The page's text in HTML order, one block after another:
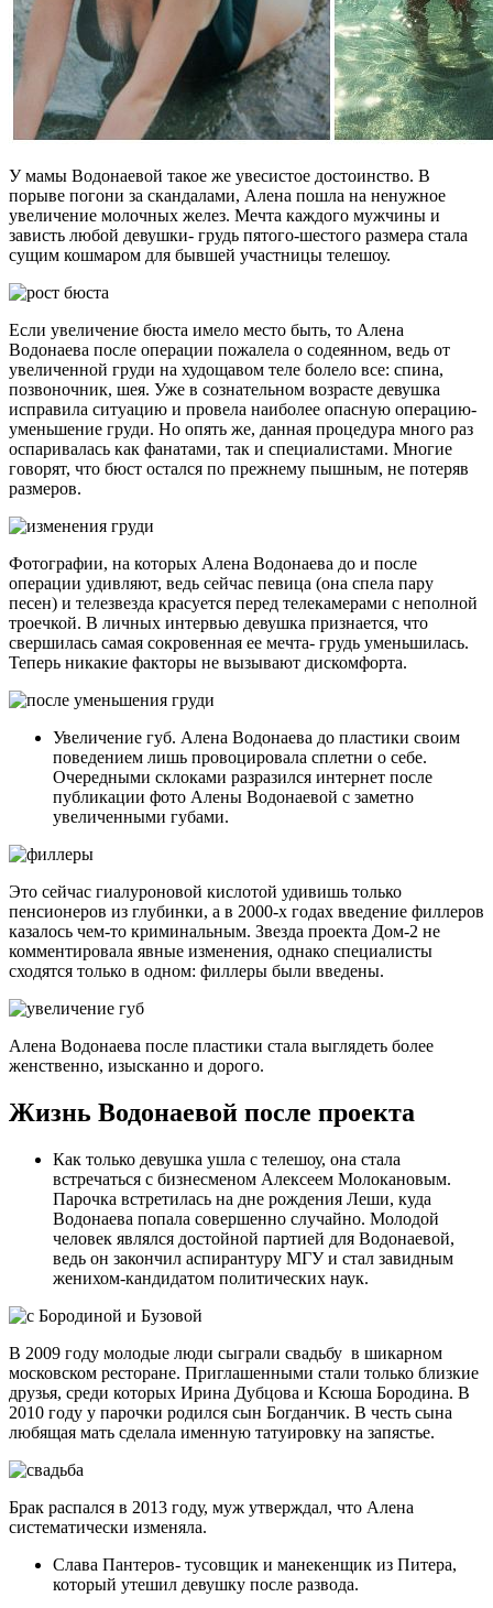
У мамы Водонаевой такое же увесистое достоинство. В
порыве погони за скандалами, Алена пошла на ненужное
увеличение молочных желез. Мечта каждого мужчины и
зависть любой девушки- грудь пятого-шестого размера стала
сущим кошмаром для бывшей участницы телешоу.
Если увеличение бюста имело место быть, то Алена
Водонаева после операции пожалела о содеянном, ведь от
увеличенной груди на худощавом теле болело все: спина,
позвоночник, шея. Уже в сознательном возрасте девушка
исправила ситуацию и провела наиболее опасную операцию-
уменьшение груди. Но опять же, данная процедура много раз
оспаривалась как фанатами, так и специалистами. Многие
говорят, что бюст остался по прежнему пышным, не потеряв
размеров.
Фотографии, на которых Алена Водонаева до и после
операции удивляют, ведь сейчас певица (она спела пару
песен) и телезвезда красуется перед телекамерами с неполной
троечкой. В личных интервью девушка признается, что
свершилась самая сокровенная ее мечта- грудь уменьшилась.
Теперь никакие факторы не вызывают дискомфорта.
Увеличение губ. Алена Водонаева до пластики своим
поведением лишь провоцировала сплетни о себе.
Очередными склоками разразился интернет после
публикации фото Алены Водонаевой с заметно
увеличенными губами.
Это сейчас гиалуроновой кислотой удивишь только
пенсионеров из глубинки, а в 2000-х годах введение филлеров
казалось чем-то криминальным. Звезда проекта Дом-2 не
комментировала явные изменения, однако специалисты
сходятся только в одном: филлеры были введены.
Алена Водонаева после пластики стала выглядеть более
женственно, изысканно и дорого.
Жизнь Водонаевой после проекта
Как только девушка ушла с телешоу, она стала
встречаться с бизнесменом Алексеем Молокановым.
Парочка встретилась на дне рождения Леши, куда
Водонаева попала совершенно случайно. Молодой
человек являлся достойной партией для Водонаевой,
ведь он закончил аспирантуру МГУ и стал завидным
женихом-кандидатом политических наук.
В 2009 году молодые люди сыграли свадьбу в шикарном
московском ресторане. Приглашенными стали только близкие
друзья, среди которых Ирина Дубцова и Ксюша Бородина. В
2010 году у парочки родился сын Богданчик. В честь сына
любящая мать сделала именную татуировку на запястье.
Брак распался в 2013 году, муж утверждал, что Алена
систематически изменяла.
Слава Пантеров- тусовщик и манекенщик из Питера,
который утешил девушку после развода.